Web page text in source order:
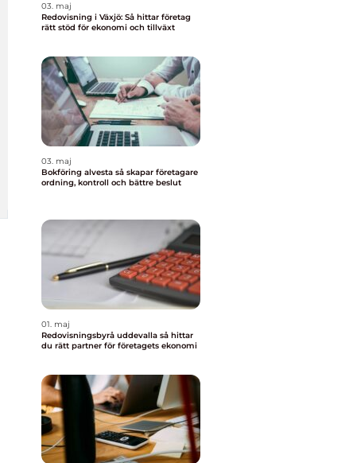
03. maj
Redovisning i Växjö: Så hittar företag
rätt stöd för ekonomi och tillväxt
03. maj
Bokföring alvesta så skapar företagare
ordning, kontroll och bättre beslut
01. maj
Redovisningsbyrå uddevalla så hittar
du rätt partner för företagets ekonomi